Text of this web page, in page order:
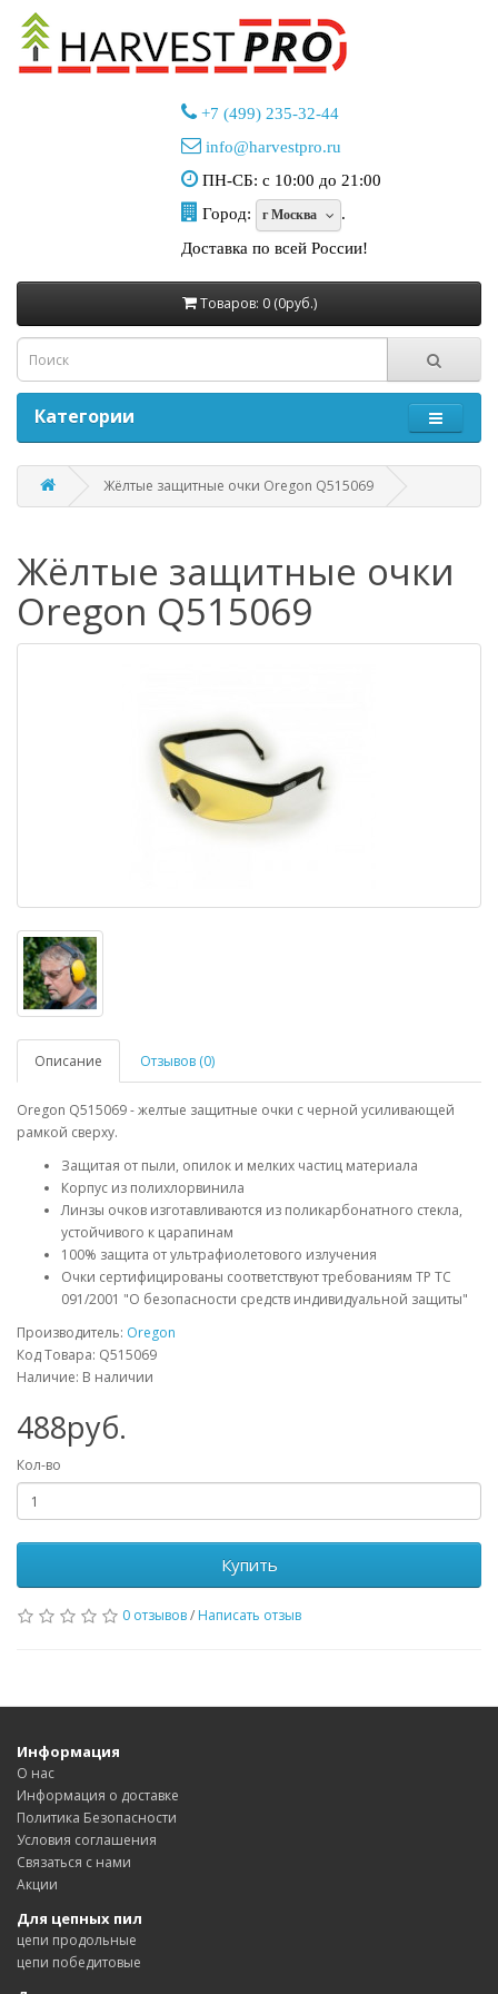
+7 (499) 235-32-44
info@harvestpro.ru
ПН-СБ: с 10:00 до 21:00
Город:
г Москва
.
Доставка по всей России!
Товаров: 0 (0руб.)
Категории
Жёлтые защитные очки Oregon Q515069
Жёлтые защитные очки
Oregon Q515069
Описание Отзывов (0)
Oregon Q515069 - желтые защитные очки с черной усиливающей
рамкой сверху.
Защитая от пыли, опилок и мелких частиц материала
Корпус из полихлорвинила
Линзы очков изготавливаются из поликарбонатного стекла,
устойчивого к царапинам
100% защита от ультрафиолетового излучения
Очки сертифицированы соответствуют требованиям ТР ТС
091/2001 "О безопасности средств индивидуальной защиты"
Производитель: Oregon
Код Товара: Q515069
Наличие: В наличии
488руб.
Кол-во
Купить
0 отзывов/ Написать отзыв
Информация
О нас
Информация о доставке
Политика Безопасности
Условия соглашения
Связаться с нами
Акции
Для цепных пил
цепи продольные
цепи победитовые